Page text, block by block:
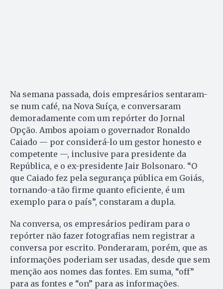
Na semana passada, dois empresários sentaram-
se num café, na Nova Suíça, e conversaram
demoradamente com um repórter do Jornal
Opção. Ambos apoiam o governador Ronaldo
Caiado — por considerá-lo um gestor honesto e
competente —, inclusive para presidente da
República, e o ex-presidente Jair Bolsonaro. “O
que Caiado fez pela segurança pública em Goiás,
tornando-a tão firme quanto eficiente, é um
exemplo para o país”, constaram a dupla.
Na conversa, os empresários pediram para o
repórter não fazer fotografias nem registrar a
conversa por escrito. Ponderaram, porém, que as
informações poderiam ser usadas, desde que sem
menção aos nomes das fontes. Em suma, “off”
para as fontes e “on” para as informações.